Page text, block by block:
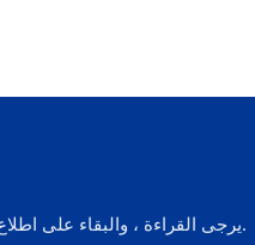
يرجى القراءة ، والبقاء على اطلاع ، والاشتراك ، ونحن نرحب بك لنقول لنا ما هو رأيك.